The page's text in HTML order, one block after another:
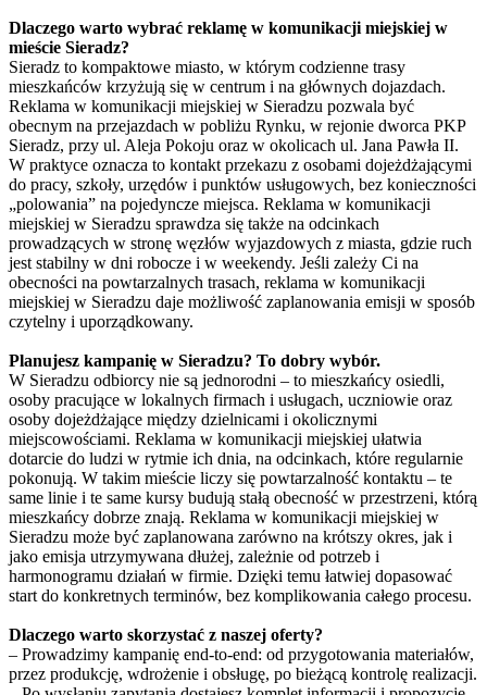
Dlaczego warto wybrać reklamę w komunikacji miejskiej w
mieście Sieradz?
Sieradz to kompaktowe miasto, w którym codzienne trasy
mieszkańców krzyżują się w centrum i na głównych dojazdach.
Reklama w komunikacji miejskiej w Sieradzu pozwala być
obecnym na przejazdach w pobliżu Rynku, w rejonie dworca PKP
Sieradz, przy ul. Aleja Pokoju oraz w okolicach ul. Jana Pawła II.
W praktyce oznacza to kontakt przekazu z osobami dojeżdżającymi
do pracy, szkoły, urzędów i punktów usługowych, bez konieczności
„polowania” na pojedyncze miejsca. Reklama w komunikacji
miejskiej w Sieradzu sprawdza się także na odcinkach
prowadzących w stronę węzłów wyjazdowych z miasta, gdzie ruch
jest stabilny w dni robocze i w weekendy. Jeśli zależy Ci na
obecności na powtarzalnych trasach, reklama w komunikacji
miejskiej w Sieradzu daje możliwość zaplanowania emisji w sposób
czytelny i uporządkowany.
Planujesz kampanię w Sieradzu? To dobry wybór.
W Sieradzu odbiorcy nie są jednorodni – to mieszkańcy osiedli,
osoby pracujące w lokalnych firmach i usługach, uczniowie oraz
osoby dojeżdżające między dzielnicami i okolicznymi
miejscowościami. Reklama w komunikacji miejskiej ułatwia
dotarcie do ludzi w rytmie ich dnia, na odcinkach, które regularnie
pokonują. W takim mieście liczy się powtarzalność kontaktu – te
same linie i te same kursy budują stałą obecność w przestrzeni, którą
mieszkańcy dobrze znają. Reklama w komunikacji miejskiej w
Sieradzu może być zaplanowana zarówno na krótszy okres, jak i
jako emisja utrzymywana dłużej, zależnie od potrzeb i
harmonogramu działań w firmie. Dzięki temu łatwiej dopasować
start do konkretnych terminów, bez komplikowania całego procesu.
Dlaczego warto skorzystać z naszej oferty?
– Prowadzimy kampanię end-to-end: od przygotowania materiałów,
przez produkcję, wdrożenie i obsługę, po bieżącą kontrolę realizacji.